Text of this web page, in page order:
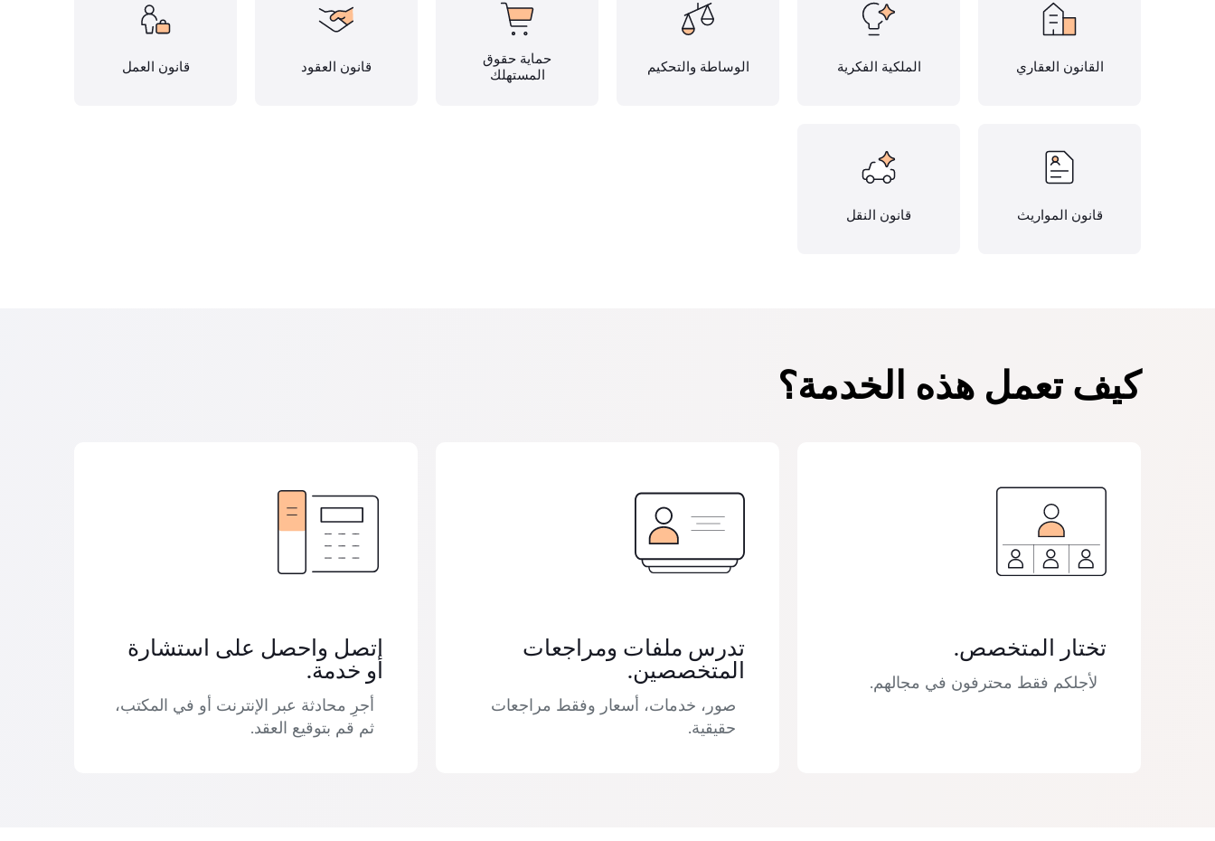
القانون العقاري الملكية الفكرية الوساطة والتحكيم
حماية حقوق
المستهلك
قانون العقود قانون العمل
قانون المواريث قانون النقل
كيف تعمل هذه الخدمة؟
تختار المتخصص.
لأجلكم فقط محترفون في مجالهم.
تدرس ملفات ومراجعات
المتخصصين.
صور، خدمات، أسعار وفقط مراجعات
حقيقية.
اتصل واحصل على استشارة
أو خدمة.
أجرِ محادثة عبر الإنترنت أو في المكتب،
ثم قم بتوقيع العقد.